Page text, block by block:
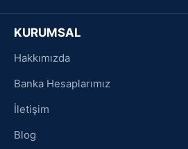
KURUMSAL
Hakkımızda
Banka Hesaplarımız
İletişim
Blog